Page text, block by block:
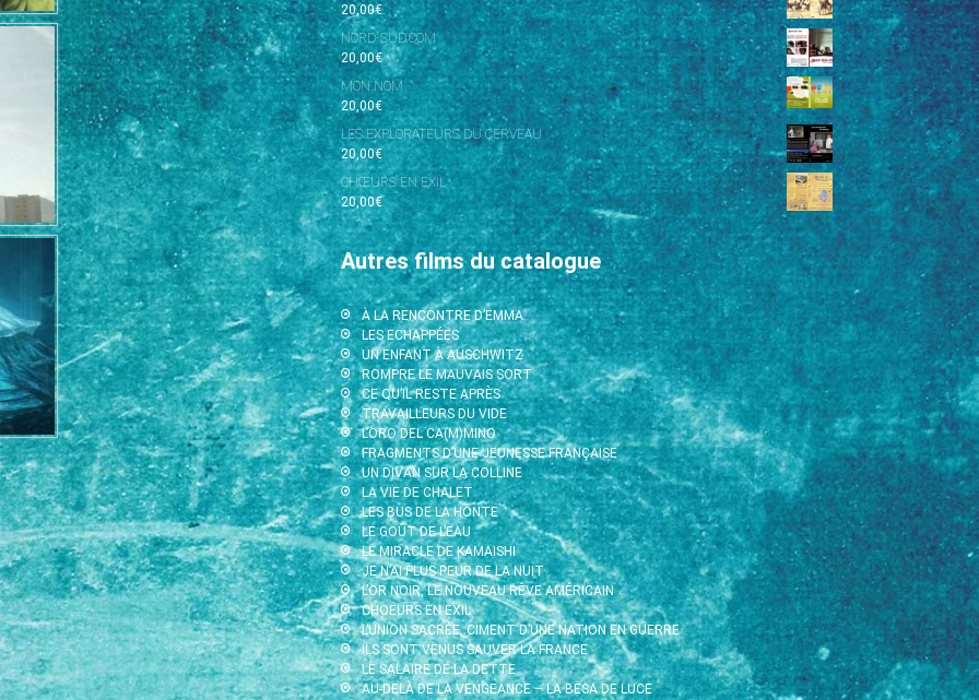
20,00€
NORD-SUD.COM
20,00€
MON NOM
20,00€
LES EXPLORATEURS DU CERVEAU
20,00€
CHŒURS EN EXIL
20,00€
Autres films du catalogue
À LA RENCONTRE D’EMMA
LES ECHAPPÉES
UN ENFANT À AUSCHWITZ
ROMPRE LE MAUVAIS SORT
CE QU’IL RESTE APRÈS
TRAVAILLEURS DU VIDE
L’ORO DEL CA(M)MINO
FRAGMENTS D’UNE JEUNESSE FRANÇAISE
UN DIVAN SUR LA COLLINE
LA VIE DE CHALET
LES BUS DE LA HONTE
LE GOÛT DE L’EAU
LE MIRACLE DE KAMAISHI
JE N’AI PLUS PEUR DE LA NUIT
L’OR NOIR, LE NOUVEAU RÊVE AMÉRICAIN
CHOEURS EN EXIL
L’UNION SACRÉE, CIMENT D’UNE NATION EN GUERRE
ILS SONT VENUS SAUVER LA FRANCE
LE SALAIRE DE LA DETTE
AU-DELÀ DE LA VENGEANCE – LA BESA DE LUCE